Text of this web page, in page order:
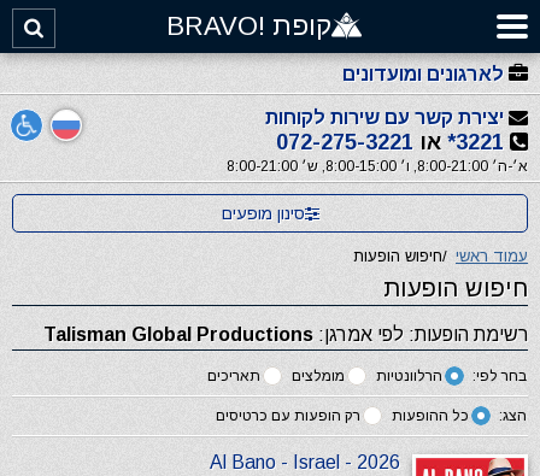
קופת !BRAVO
לארגונים ומועדונים
יצירת קשר עם שירות לקוחות
3221* או 072-275-3221
א׳-ה׳ 8:00-21:00, ו׳ 8:00-15:00, ש׳ 8:00-21:00
סינון מופעים
עמוד ראשי /חיפוש הופעות
חיפוש הופעות
רשימת הופעות: לפי אמרגן: Talisman Global Productions
בחר לפי: הרלוונטיות מומלצים תאריכים
הצג: כל ההופעות רק הופעות עם כרטיסים
Al Bano - Israel - 2026